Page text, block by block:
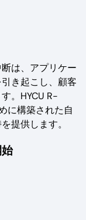
は、アプリケー
き起こし、顧客
。HYCU R-
に構築された自
提供します。